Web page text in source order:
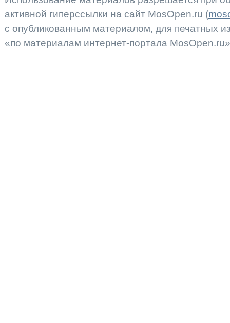
активной гиперссылки на сайт MosOpen.ru (
с опубликованным материалом, для печатных
«по материалам интернет-портала